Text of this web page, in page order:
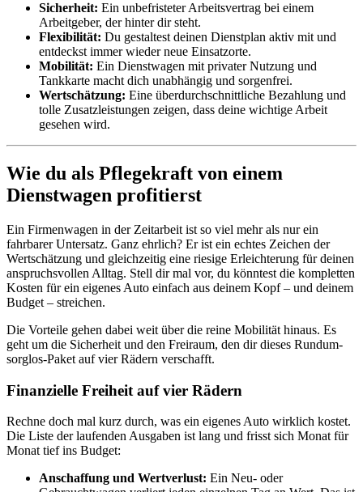
Sicherheit: Ein unbefristeter Arbeitsvertrag bei einem
Arbeitgeber, der hinter dir steht.
Flexibilität: Du gestaltest deinen Dienstplan aktiv mit und
entdeckst immer wieder neue Einsatzorte.
Mobilität: Ein Dienstwagen mit privater Nutzung und
Tankkarte macht dich unabhängig und sorgenfrei.
Wertschätzung: Eine überdurchschnittliche Bezahlung und
tolle Zusatzleistungen zeigen, dass deine wichtige Arbeit
gesehen wird.
Wie du als Pflegekraft von einem
Dienstwagen profitierst
Ein Firmenwagen in der Zeitarbeit ist so viel mehr als nur ein
fahrbarer Untersatz. Ganz ehrlich? Er ist ein echtes Zeichen der
Wertschätzung und gleichzeitig eine riesige Erleichterung für deinen
anspruchsvollen Alltag. Stell dir mal vor, du könntest die kompletten
Kosten für ein eigenes Auto einfach aus deinem Kopf – und deinem
Budget – streichen.
Die Vorteile gehen dabei weit über die reine Mobilität hinaus. Es
geht um die Sicherheit und den Freiraum, den dir dieses Rundum-
sorglos-Paket auf vier Rädern verschafft.
Finanzielle Freiheit auf vier Rädern
Rechne doch mal kurz durch, was ein eigenes Auto wirklich kostet.
Die Liste der laufenden Ausgaben ist lang und frisst sich Monat für
Monat tief ins Budget:
Anschaffung und Wertverlust: Ein Neu- oder